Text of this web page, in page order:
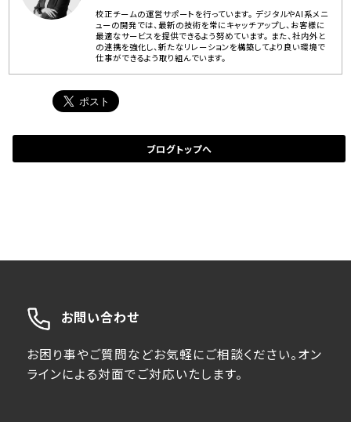
校正チームの運営サポートを行っています。 デジタルやAI系メニ
ューの開発では、最新の技術を常にキャッチアップし、お客様に
最適なサービスを提供できるよう努めています。 また、社内外と
の連携を強化し、新たなリレーションを構築してより良い環境で
仕事ができるよう取り組んでいます。
ブログトップへ
お問い合わせ
お困り事やご質問などお気軽にご相談ください。オン
ラインによる対面でご対応いたします。